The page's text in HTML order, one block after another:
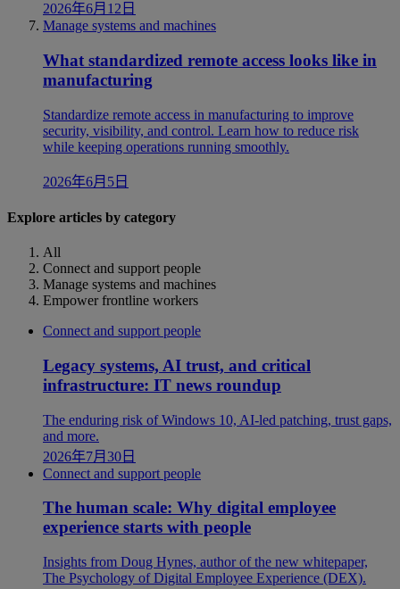
2026年6月12日
Manage systems and machines
What standardized remote access looks like in
manufacturing
Standardize remote access in manufacturing to improve
security, visibility, and control. Learn how to reduce risk
while keeping operations running smoothly.
2026年6月5日
Explore articles by category
All
Connect and support people
Manage systems and machines
Empower frontline workers
Connect and support people
Legacy systems, AI trust, and critical
infrastructure: IT news roundup
The enduring risk of Windows 10, AI-led patching, trust gaps,
and more.
2026年7月30日
Connect and support people
The human scale: Why digital employee
experience starts with people
Insights from Doug Hynes, author of the new whitepaper,
The Psychology of Digital Employee Experience (DEX).